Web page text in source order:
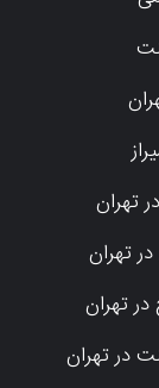
تهران
تهران
در تهران
در تهران